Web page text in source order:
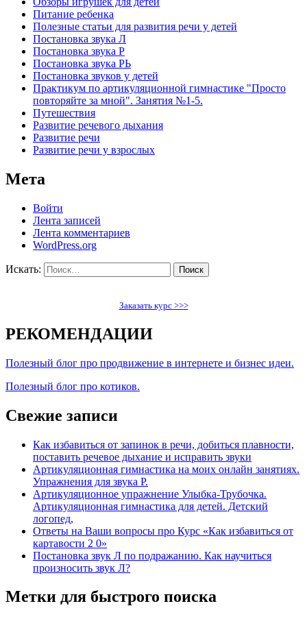
Питание ребенка
Полезные статьи для развития речи у детей
Постановка звука Л
Постановка звука Р
Постановка звука РЬ
Постановка звуков у детей
Практикум по артикуляционной гимнастике "Просто
повторяйте за мной". Занятия №1-5.
Путешествия
Развитие речевого дыхания
Развитие речи
Развитие речи у взрослых
Мета
Войти
Лента записей
Лента комментариев
WordPress.org
Искать: Поиск
Заказать курс >>>
РЕКОМЕНДАЦИИ
Полезный блог про продвижение в интернете и бизнес идеи.
Полезный блог про котиков.
Свежие записи
Как избавиться от запинок в речи, добиться плавности,
поставить речевое дыхание и исправить звуки
Артикуляционная гимнастика на моих онлайн занятиях.
Упражнения для звука Р.
Артикуляционное упражнение Улыбка-Трубочка.
Артикуляционная гимнастика для детей. Детский
логопед,
Ответы на Ваши вопросы про Курс «Как избавиться от
картавости 2 0»
Постановка звук Л по подражанию. Как научиться
произносить звук Л?
Метки для быстрого поиска